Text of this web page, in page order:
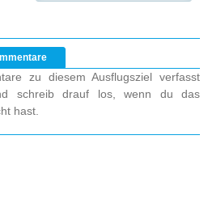
zu diesem Ausflugsziel verfasst
schreib drauf los, wenn du das
hast.